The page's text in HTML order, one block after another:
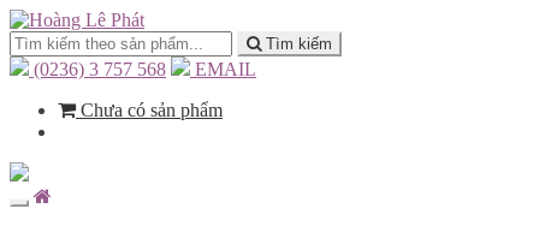
Tìm kiếm
(0236) 3 757 568
EMAIL
Chưa có sản phẩm